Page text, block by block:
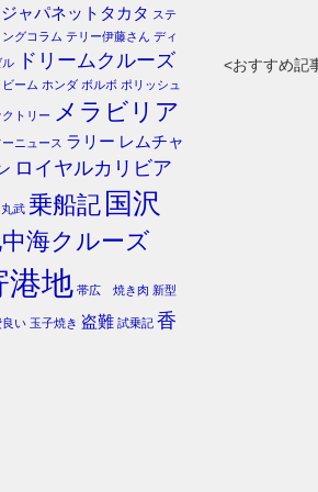
<おすすめ記
ジャパネットタカタ ステ
ングコラム テリー伊藤さん ディ
ル
ドリームクルーズ
ーム ホンダ ボルボ ポリッシュ
クトリー メラビリア
ニュース ラリー レムチャ
ロイヤルカリビア
丸武 乗船記 国沢
海クルーズ
港地 帯広 焼き肉 新型
良い 玉子焼き 盗難 試乗記 香